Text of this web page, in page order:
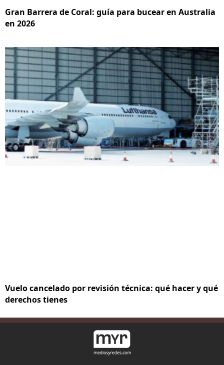
Gran Barrera de Coral: guía para bucear en Australia
en 2026
Vuelo cancelado por revisión técnica: qué hacer y qué
derechos tienes